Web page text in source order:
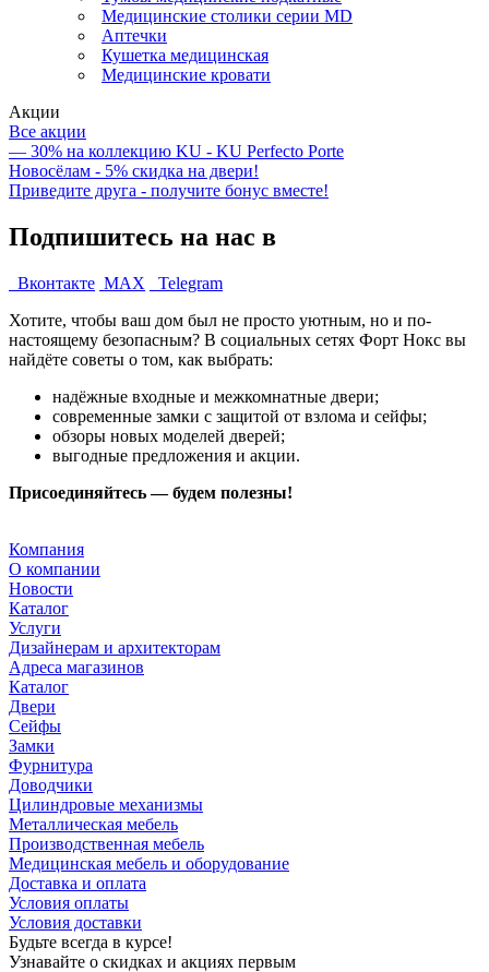
Медицинские столики серии MD
Аптечки
Кушетка медицинская
Медицинские кровати
Акции
Все акции
— 30% на коллекцию KU - KU Perfecto Porte
Новосёлам - 5% скидка на двери!
Приведите друга - получите бонус вместе!
Подпишитесь на нас в
Вконтакте MAX
Telegram
Хотите, чтобы ваш дом был не просто уютным, но и по-
настоящему безопасным? В социальных сетях Форт Нокс вы
найдёте советы о том, как выбрать:
надёжные входные и межкомнатные двери;
современные замки с защитой от взлома и сейфы;
обзоры новых моделей дверей;
выгодные предложения и акции.
Присоединяйтесь — будем полезны!
Компания
О компании
Новости
Каталог
Услуги
Дизайнерам и архитекторам
Адреса магазинов
Каталог
Двери
Сейфы
Замки
Фурнитура
Доводчики
Цилиндровые механизмы
Металлическая мебель
Производственная мебель
Медицинская мебель и оборудование
Доставка и оплата
Условия оплаты
Условия доставки
Будьте всегда в курсе!
Узнавайте о скидках и акциях первым